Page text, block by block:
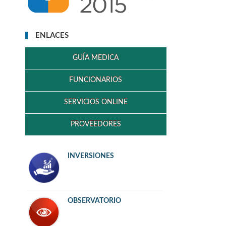
ENLACES
GUÍA MEDICA
FUNCIONARIOS
SERVICIOS ONLINE
PROVEEDORES
INVERSIONES
OBSERVATORIO